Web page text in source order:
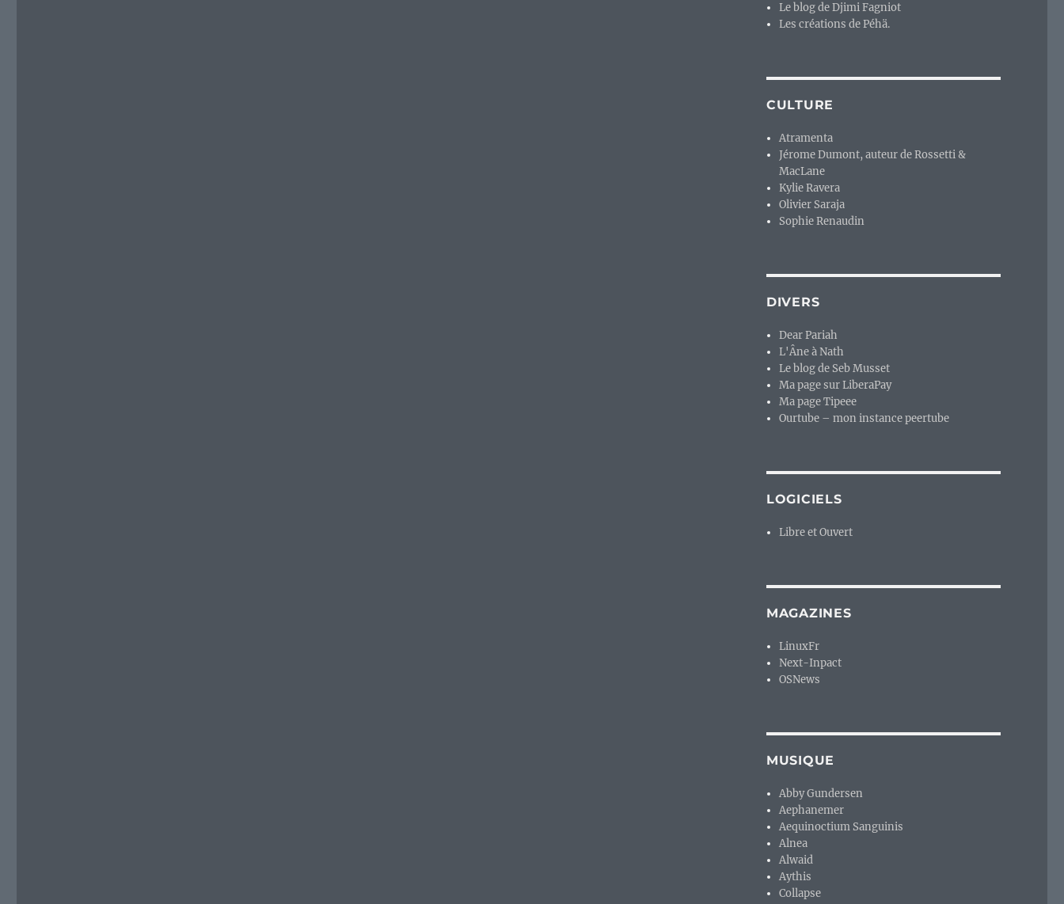
Le blog de Djimi Fagniot
Les créations de Péhä.
CULTURE
Atramenta
Jérome Dumont, auteur de Rossetti &
MacLane
Kylie Ravera
Olivier Saraja
Sophie Renaudin
DIVERS
Dear Pariah
L'Âne à Nath
Le blog de Seb Musset
Ma page sur LiberaPay
Ma page Tipeee
Ourtube – mon instance peertube
LOGICIELS
Libre et Ouvert
MAGAZINES
LinuxFr
Next-Inpact
OSNews
MUSIQUE
Abby Gundersen
Aephanemer
Aequinoctium Sanguinis
Alnea
Alwaid
Aythis
Collapse